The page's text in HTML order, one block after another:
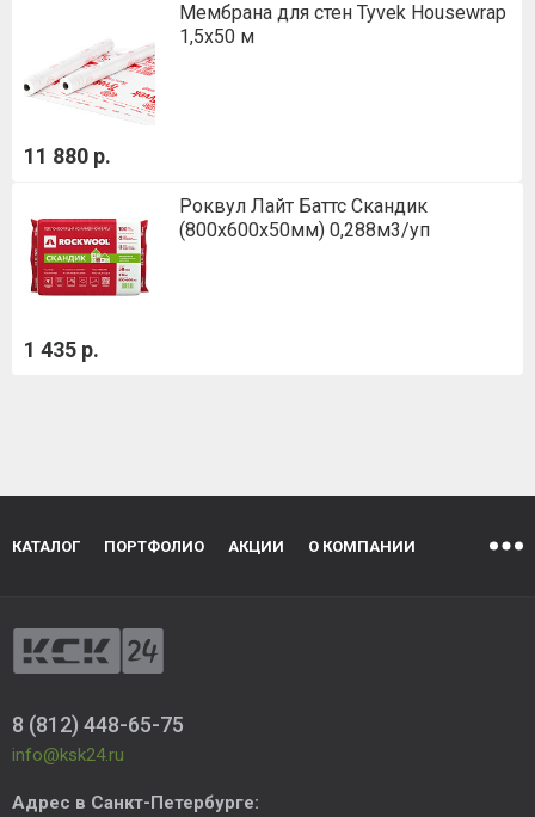
Мембрана для стен Tyvek Housewrap
1,5х50 м
11 880 р.
Роквул Лайт Баттс Скандик
(800х600х50мм) 0,288м3/уп
1 435 р.
КАТАЛОГ ПОРТФОЛИО АКЦИИ О КОМПАНИИ
8 (812) 448-65-75
info@ksk24.ru
Адрес в Санкт-Петербурге: